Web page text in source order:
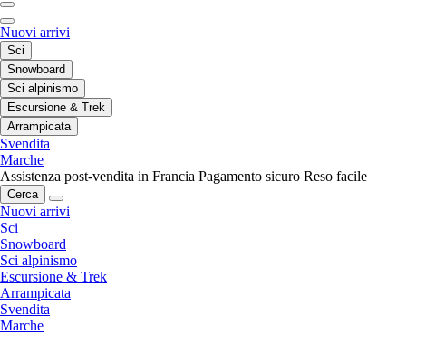
Nuovi arrivi
Sci
Snowboard
Sci alpinismo
Escursione & Trek
Arrampicata
Svendita
Marche
Assistenza post-vendita in Francia Pagamento sicuro Reso facile
Cerca
Nuovi arrivi
Sci
Snowboard
Sci alpinismo
Escursione & Trek
Arrampicata
Svendita
Marche